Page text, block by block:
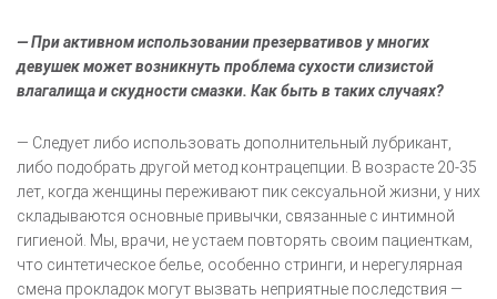
— При активном использовании презервативов у многих
девушек может возникнуть проблема сухости слизистой
влагалища и скудности смазки. Как быть в таких случаях?
— Следует либо использовать дополнительный лубрикант,
либо подобрать другой метод контрацепции. В возрасте 20-35
лет, когда женщины переживают пик сексуальной жизни, у них
складываются основные привычки, связанные с интимной
гигиеной. Мы, врачи, не устаем повторять своим пациенткам,
что синтетическое белье, особенно стринги, и нерегулярная
смена прокладок могут вызвать неприятные последствия —